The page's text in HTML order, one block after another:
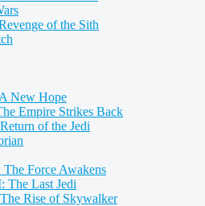
of the Sith
New Hope
Empire Strikes Back
of the Jedi
Force Awakens
The Last Jedi
Rise of Skywalker